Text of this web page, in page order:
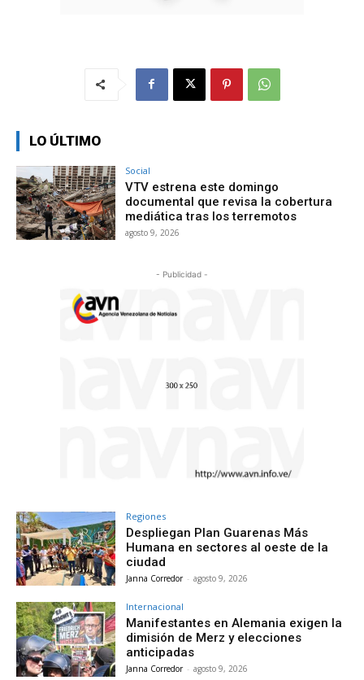
LO ÚLTIMO
Social
VTV estrena este domingo
documental que revisa la cobertura
mediática tras los terremotos
agosto 9, 2026
- Publicidad -
Regiones
Despliegan Plan Guarenas Más
Humana en sectores al oeste de la
ciudad
Janna Corredor - agosto 9, 2026
Internacional
Manifestantes en Alemania exigen la
dimisión de Merz y elecciones
anticipadas
Janna Corredor - agosto 9, 2026